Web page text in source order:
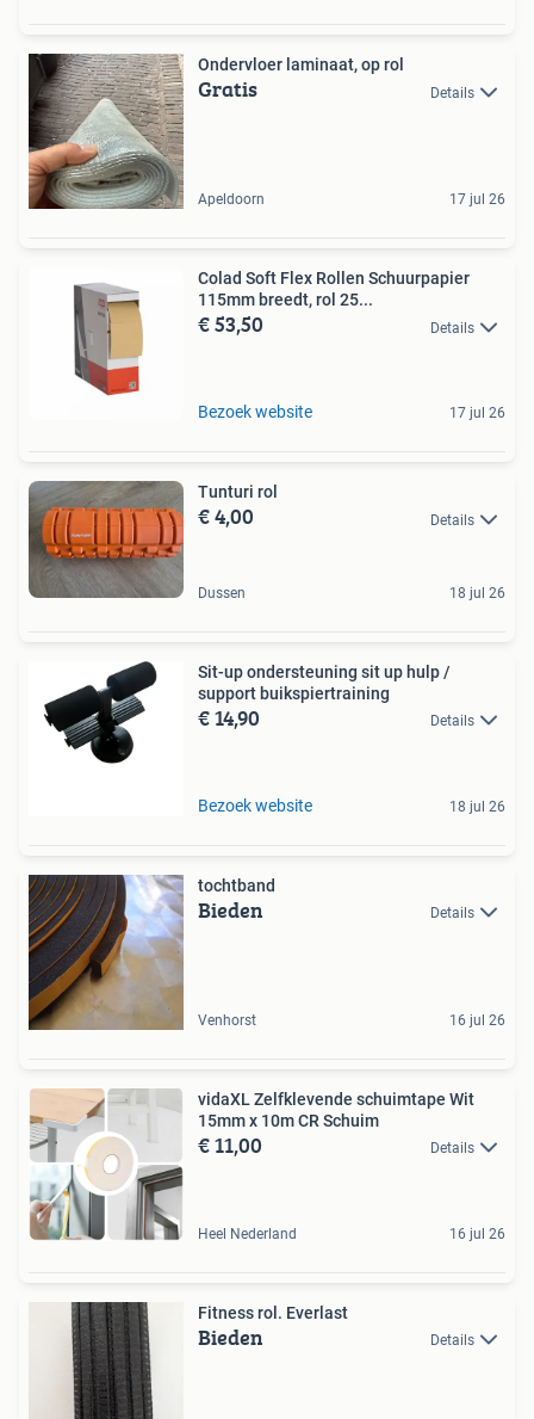
Ondervloer laminaat, op rol
Gratis Details
Apeldoorn 17 jul 26
Colad Soft Flex Rollen Schuurpapier
115mm breedt, rol 25...
€ 53,50 Details
Bezoek website 17 jul 26
Tunturi rol
€ 4,00 Details
Dussen 18 jul 26
Sit-up ondersteuning sit up hulp /
support buikspiertraining
€ 14,90 Details
Bezoek website 18 jul 26
tochtband
Bieden Details
Venhorst 16 jul 26
vidaXL Zelfklevende schuimtape Wit
15mm x 10m CR Schuim
€ 11,00 Details
Heel Nederland 16 jul 26
Fitness rol. Everlast
Bieden Details